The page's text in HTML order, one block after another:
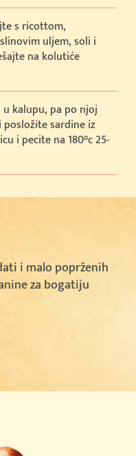
s ricottom,
uljem, soli i
na kolutiće
kalupu, pa po njoj
sardine iz
i pecite na 180°c 25-
i malo poprženih
za bogatiju